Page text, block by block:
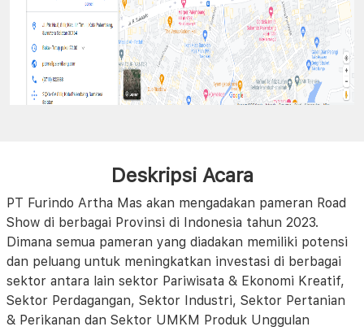
Deskripsi Acara
PT Furindo Artha Mas akan mengadakan pameran Road
Show di berbagai Provinsi di Indonesia tahun 2023.
Dimana semua pameran yang diadakan memiliki potensi
dan peluang untuk meningkatkan investasi di berbagai
sektor antara lain sektor Pariwisata & Ekonomi Kreatif,
Sektor Perdagangan, Sektor Industri, Sektor Pertanian
& Perikanan dan Sektor UMKM Produk Unggulan